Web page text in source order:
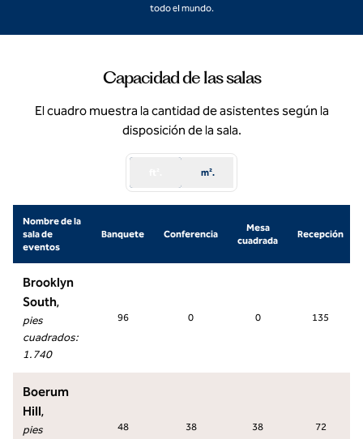
todo el mundo.
Capacidad de las salas
El cuadro muestra la cantidad de asistentes según la
disposición de la sala.
m².
Nombre de la
sala de
eventos
Banquete Conferencia
Mesa
cuadrada
Recepción
Brooklyn
South,
pies
cuadrados:
1.740
96 0 0 135
Boerum
Hill,
pies
48 38 38 72